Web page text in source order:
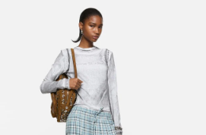
休闲法兰绒格纹短裤 错视